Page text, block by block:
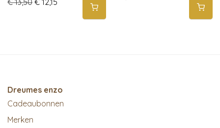
€13,50 € 12,15
Dreumes enzo
Cadeaubonnen
Merken